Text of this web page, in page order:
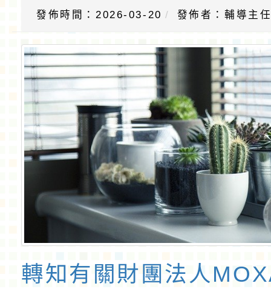
發佈時間：2026-03-20 發佈者：輔導主
轉知有關財團法人